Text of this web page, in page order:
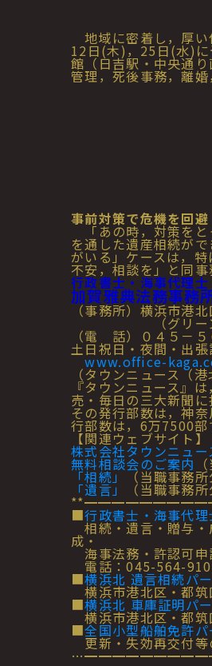
地域に密着し，厚い
12日(木)，25日(水)に
館（日吉駅・中央通
管理，死後事務，離
事前対策で危機を回避
「あの時，対策をと
を通した遺産相続が
がいる」ケースは，
不安，相談を」と同事
行政書士・海事代理士
加賀雅典法務事務
（事務所）横浜市港
（グリーンライ
（電 話）０４５－５
土日祝日・夜間・出張
www.office-
（タウンニュース（
『タウンニュース』
売・毎日の三大新聞
その発行部数は，神
行部数は，6万7500部
【関連ウェブサイト】
株式会社タウンニュー
無料相談会のご案内
「相続」（当職事務所
「遺言」 （当職事務
■行政書士・海事代
相続・遺言・贈与・
成・
海事法務・許認可申
電話：045-564-
■横浜北 遺言相続パ
横浜市港北区・都筑
■横浜北 車庫証明パ
横浜市港北区・都筑
■全国小型船舶免許パ
更新・失効再交付等